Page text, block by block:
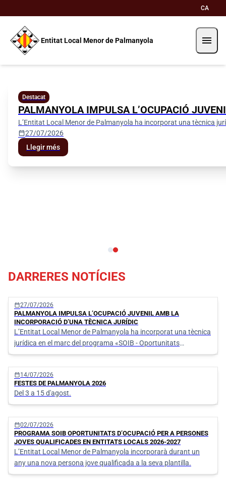
CA
Entitat Local Menor de Palmanyola menu
Destacat
PALMANYOLA IMPULSA L’OCUPACIÓ
L’Entitat Local Menor de Palmanyola ha incorporat una tècnica
calendar_today27/07/2026
Llegir més
DARRERES NOTÍCIES
calendar_today27/07/2026
PALMANYOLA IMPULSA L’OCUPACIÓ JUVENIL AMB LA
INCORPORACIÓ D’UNA TÈCNICA JURÍDIC
L’Entitat Local Menor de Palmanyola ha incorporat una tècnica
jurídica en el marc del programa «SOIB - Oportunitats
d’ocupació per a persones Joves Qualificades en Entitats
Locals 2026-2027».
calendar_today14/07/2026
FESTES DE PALMANYOLA 2026
Del 3 a 15 d'agost.
calendar_today02/07/2026
PROGRAMA SOIB OPORTUNITATS D’OCUPACIÓ PER A PERSONES
JOVES QUALIFICADES EN ENTITATS LOCALS 2026-2027
L’Entitat Local Menor de Palmanyola incorporarà durant un
any una nova persona jove qualificada a la seva plantilla.